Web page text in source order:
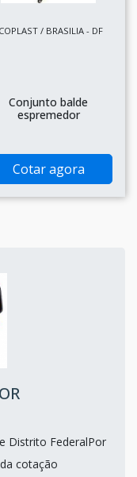
/ BRASILIA - DF
Conjunto balde
espremedor
Cotar agora
Distrito FederalPor
cotação